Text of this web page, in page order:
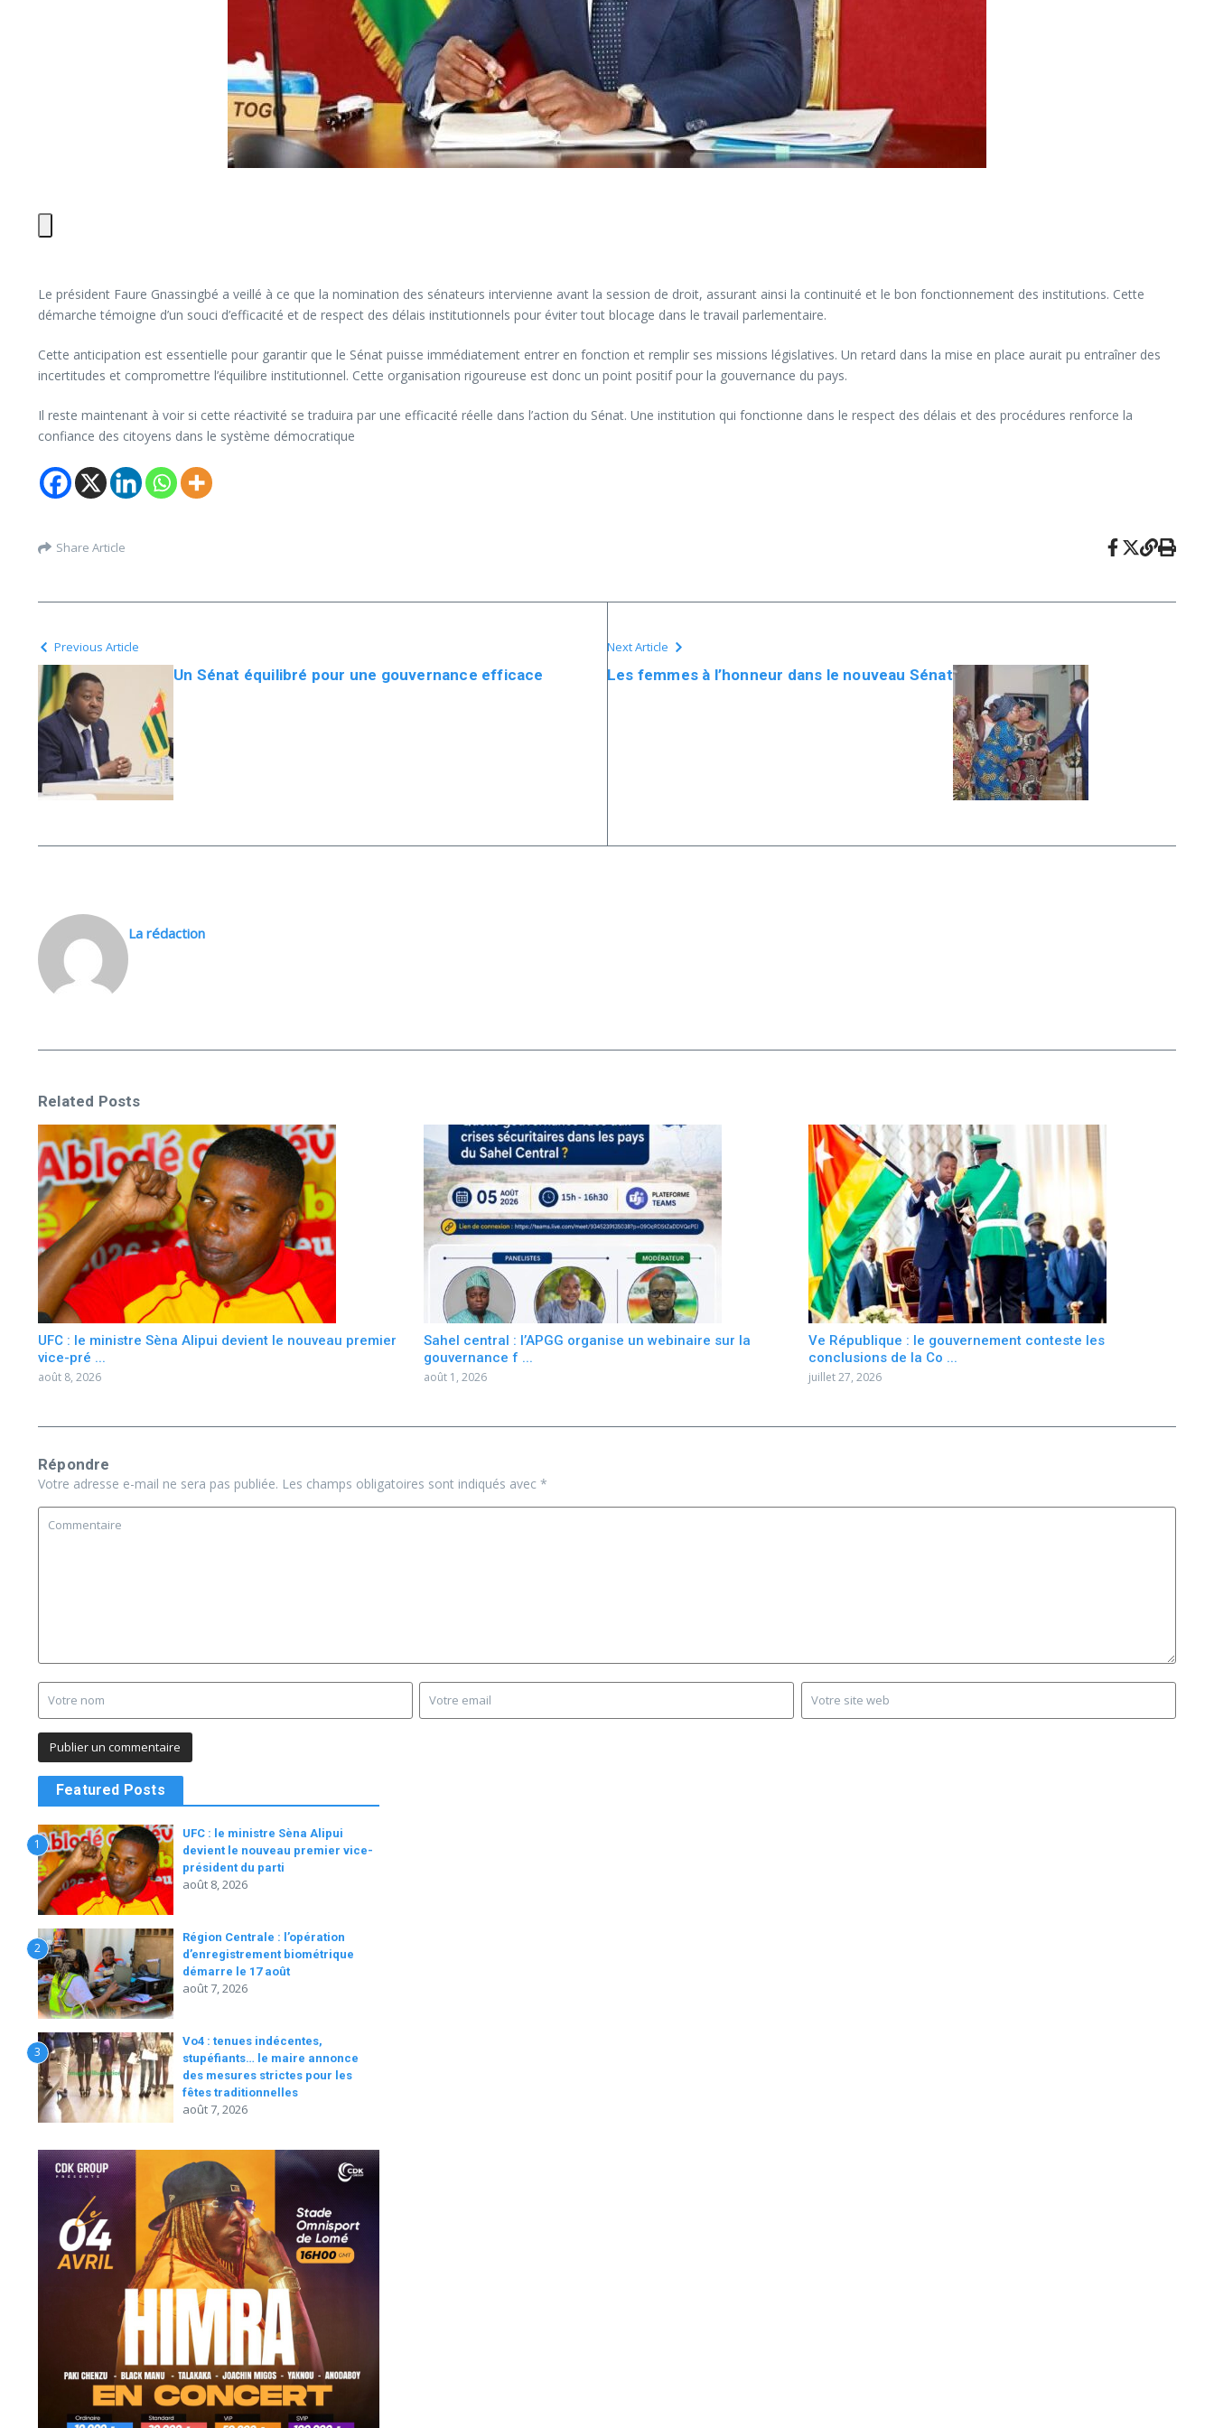
Le président Faure Gnassingbé a veillé à ce que la nomination des sénateurs intervienne avant la session de droit, assurant ainsi la continuité et le bon fonctionnement des institutions. Cette
démarche témoigne d’un souci d’efficacité et de respect des délais institutionnels pour éviter tout blocage dans le travail parlementaire.
Cette anticipation est essentielle pour garantir que le Sénat puisse immédiatement entrer en fonction et remplir ses missions législatives. Un retard dans la mise en place aurait pu entraîner des
incertitudes et compromettre l’équilibre institutionnel. Cette organisation rigoureuse est donc un point positif pour la gouvernance du pays.
Il reste maintenant à voir si cette réactivité se traduira par une efficacité réelle dans l’action du Sénat. Une institution qui fonctionne dans le respect des délais et des procédures renforce la
confiance des citoyens dans le système démocratique
Share Article
Previous Article
Un Sénat équilibré pour une gouvernance efficace
Next Article
Les femmes à l’honneur dans le nouveau Sénat
La rédaction
Related Posts
UFC : le ministre Sèna Alipui devient le nouveau premier
vice-pré ...
août 8, 2026
Sahel central : l’APGG organise un webinaire sur la
gouvernance f ...
août 1, 2026
Ve République : le gouvernement conteste les
conclusions de la Co ...
juillet 27, 2026
Répondre
Votre adresse e-mail ne sera pas publiée. Les champs obligatoires sont indiqués avec *
Featured Posts
1
UFC : le ministre Sèna Alipui
devient le nouveau premier vice-
président du parti
août 8, 2026
2
Région Centrale : l’opération
d’enregistrement biométrique
démarre le 17 août
août 7, 2026
3
Vo4 : tenues indécentes,
stupéfiants… le maire annonce
des mesures strictes pour les
fêtes traditionnelles
août 7, 2026